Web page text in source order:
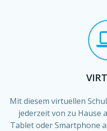
Mit diesem virtuellen
jederzeit von zu Hause
Tablet oder Smartphone